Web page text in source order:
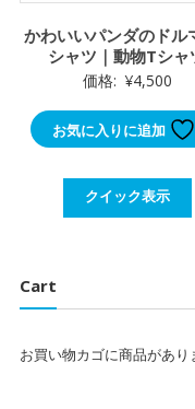
かわいいパンダのドル
シャツ｜動物Tシャ
価格: ¥4,500
お気に入りに追加
クイック表示
Cart
お買い物カゴに商品があり